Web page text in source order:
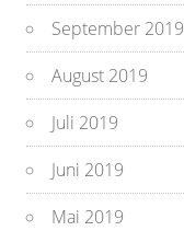
September 2019
August 2019
Juli 2019
Juni 2019
Mai 2019